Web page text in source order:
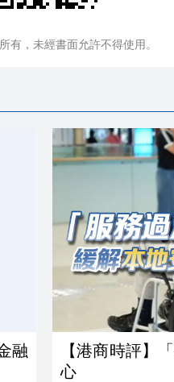
有，未經書面允許不得使用。
融
【港商時評】
心